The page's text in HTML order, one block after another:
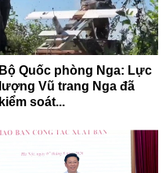
Bộ Quốc phòng Nga: Lực
lượng Vũ trang Nga đã
kiểm soát...